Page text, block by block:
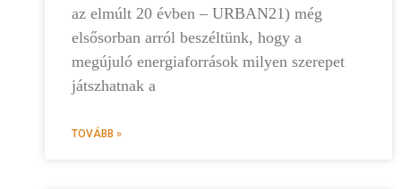
az elmúlt 20 évben – URBAN21) még
elsősorban arról beszéltünk, hogy a
megújuló energiaforrások milyen szerepet
játszhatnak a
TOVÁBB »